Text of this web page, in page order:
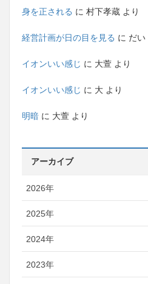
身を正される に 村下孝蔵 より
経営計画が日の目を見る に だい
イオンいい感じ に 大萱 より
イオンいい感じ に 大 より
明暗 に 大萱 より
アーカイブ
2026年
2025年
2024年
2023年